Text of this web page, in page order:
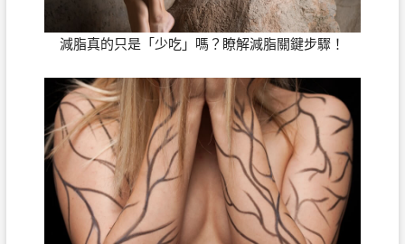
減脂真的只是「少吃」嗎？瞭解減脂關鍵步驟！